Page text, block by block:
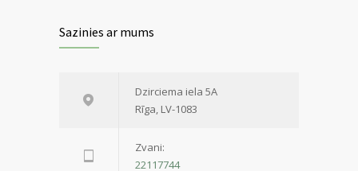
Sazinies ar mums
Dzirciema iela 5A
Rīga, LV-1083
Zvani:
22117744